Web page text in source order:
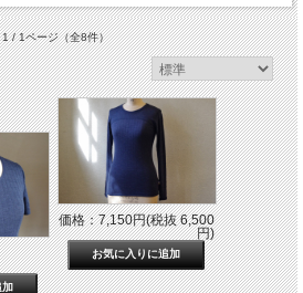
1 / 1ページ（全8件）
価格：7,150円(税抜 6,500
円)